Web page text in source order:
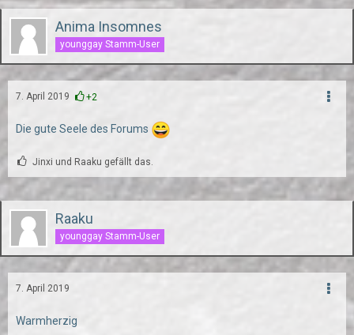
Anima Insomnes
younggay Stamm-User
7. April 2019 +2
Die gute Seele des Forums
Jinxi und Raaku gefällt das.
Raaku
younggay Stamm-User
7. April 2019
Warmherzig